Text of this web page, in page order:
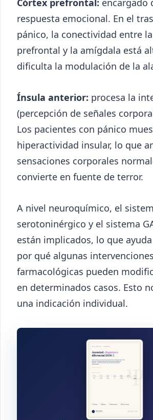
Córtex prefrontal: encargado
respuesta emocional. En el
pánico, la conectividad entre
prefrontal y la amígdala está
dificulta la modulación de la
Ínsula anterior: procesa la
(percepción de señales
Los pacientes con pánico
hiperactividad insular, lo que
sensaciones corporales
convierte en fuente de terror.
A nivel neuroquímico, el
serotoninérgico y el sistema
están implicados, lo que
por qué algunas intervenciones
farmacológicas pueden
en determinados casos. Esto
una indicación individual.